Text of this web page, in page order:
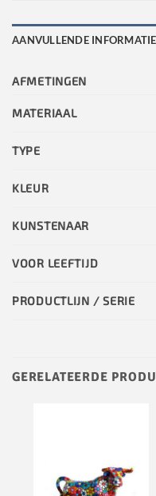
AANVULLENDE INFORMATIE
AFMETINGEN
MATERIAAL
TYPE
KLEUR
KUNSTENAAR
VOOR LEEFTIJD
PRODUCTLIJN / SERIE
GERELATEERDE